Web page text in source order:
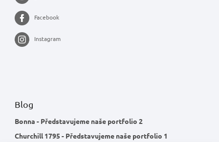
Facebook
Instagram
Blog
Bonna - Představujeme naše portfolio 2
Churchill 1795 - Představujeme naše portfolio 1